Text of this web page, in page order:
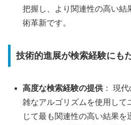
把握し、より関連性の高い結
術革新です。
技術的進展が検索経験にも
高度な検索経験の提供 ： 現
雑なアルゴリズムを使用して
じて最も関連性の高い結果を